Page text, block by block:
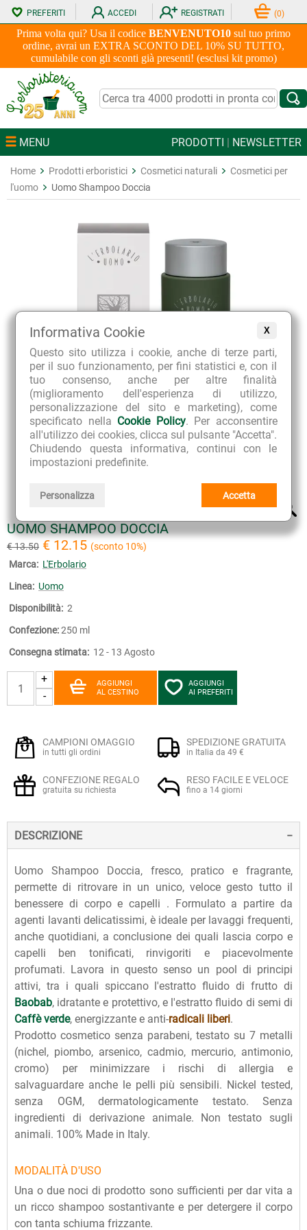
X
Informativa Cookie
Questo sito utilizza i cookie, anche di terze parti,
per il suo funzionamento, per fini statistici e, con il
tuo consenso, anche per altre finalità
(miglioramento dell'esperienza di utilizzo,
personalizzazione del sito e marketing), come
specificato nella Cookie Policy. Per acconsentire
all'utilizzo dei cookies, clicca sul pulsante "Accetta".
Chiudendo questa informativa, continui con le
impostazioni predefinite.
Personalizza Accetta
Prima volta qui? Usa il codice BENVENUTO10 sul tuo primo
ordine, avrai un EXTRA SCONTO DEL 10% SU TUTTO,
cumulabile con gli sconti già presenti! (esclusi kit promo)
PREFERITI ACCEDI REGISTRATI (0)
MENU PRODOTTI | NEWSLETTER
Home Prodotti erboristici Cosmetici naturali
Cosmetici per
l'uomo
Uomo Shampoo Doccia
UOMO SHAMPOO DOCCIA
€ 13.50 € 12.15 (sconto 10%)
Marca: L'Erbolario
Linea: Uomo
Disponibilità: 2
Confezione:250 ml
Consegna stimata: 12 - 13 Agosto
+
-
AGGIUNGI
AL CESTINO
AGGIUNGI
AI PREFERITI
CAMPIONI OMAGGIO
in tutti gli ordini
SPEDIZIONE GRATUITA
in Italia da 49 €
CONFEZIONE REGALO
gratuita su richiesta
RESO FACILE E VELOCE
fino a 14 giorni
DESCRIZIONE
Uomo Shampoo Doccia, fresco, pratico e fragrante,
permette di ritrovare in un unico, veloce gesto tutto il
benessere di corpo e capelli . Formulato a partire da
agenti lavanti delicatissimi, è ideale per lavaggi frequenti,
anche quotidiani, a conclusione dei quali lascia corpo e
capelli ben tonificati, rinvigoriti e piacevolmente
profumati. Lavora in questo senso un pool di principi
attivi, tra i quali spiccano l'estratto fluido di frutto di
Baobab, idratante e protettivo, e l'estratto fluido di semi di
Caffè verde, energizzante e anti-radicali liberi.
Prodotto cosmetico senza parabeni, testato su 7 metalli
(nichel, piombo, arsenico, cadmio, mercurio, antimonio,
cromo) per minimizzare i rischi di allergia e
salvaguardare anche le pelli più sensibili. Nickel tested,
senza OGM, dermatologicamente testato. Senza
ingredienti di derivazione animale. Non testato sugli
animali. 100% Made in Italy.
MODALITÀ D'USO
Una o due noci di prodotto sono sufficienti per dar vita a
un ricco shampoo sostantivante e per detergere il corpo
con tanta schiuma frizzante.